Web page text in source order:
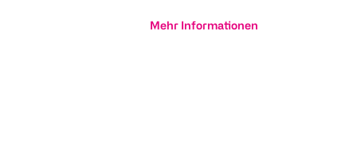
Mehr Informationen